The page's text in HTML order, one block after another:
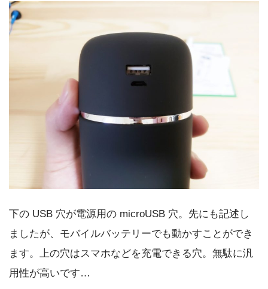
下の USB 穴が電源用の microUSB 穴。先にも記述し
ましたが、モバイルバッテリーでも動かすことができ
ます。上の穴はスマホなどを充電できる穴。無駄に汎
用性が高いです…